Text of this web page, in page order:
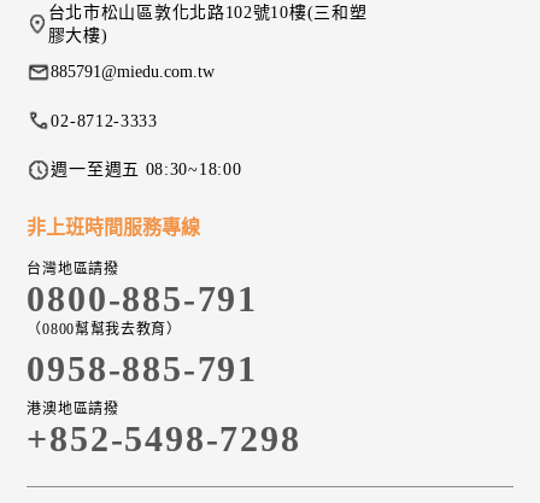
台北市松山區敦化北路102號10樓(三和塑
膠大樓)
885791@miedu.com.tw
02-8712-3333
週一至週五 08:30~18:00
非上班時間服務專線
台灣地區請撥
0800-885-791
（0800幫幫我去教育）
0958-885-791
港澳地區請撥
+852-5498-7298